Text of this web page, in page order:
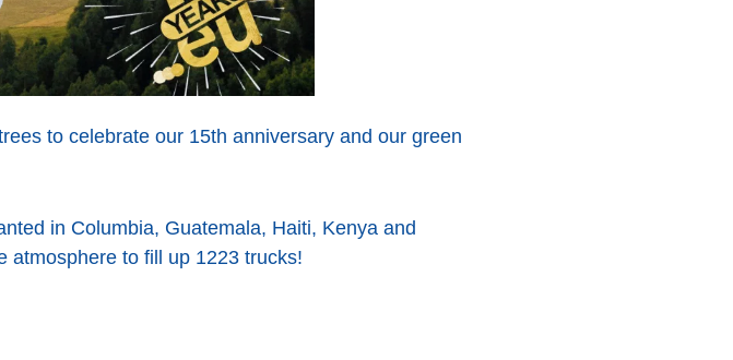
to celebrate our 15th anniversary and our green
in Columbia, Guatemala, Haiti, Kenya and
atmosphere to fill up 1223 trucks!